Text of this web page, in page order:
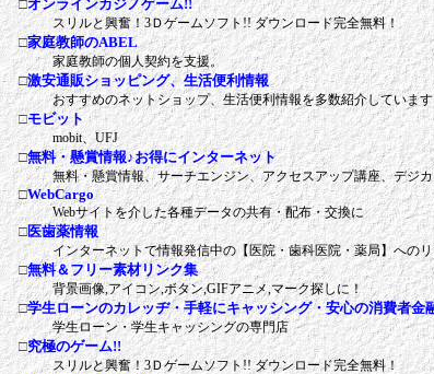
□オンラインカジノゲーム!!
スリルと興奮！3Ｄゲームソフト!! ダウンロード完全無料！
□家庭教師のABEL
家庭教師の個人契約を支援。
□激安通販ショッピング、生活便利情報
おすすめのネットショップ、生活便利情報を多数紹介していま
□モビット
mobit、UFJ
□無料・懸賞情報♪お得にインターネット
無料・懸賞情報、サーチエンジン、アクセスアップ講座、デジ
□WebCargo
Webサイトを介した各種データの共有・配布・交換に
□医歯薬情報
インターネットで情報発信中の【医院・歯科医院・薬局】への
□無料＆フリー素材リンク集
背景画像,アイコン,ボタン,GIFアニメ,マーク探しに！
□学生ローンのカレッヂ・手軽にキャッシング・安心の消費者金
学生ローン・学生キャッシングの専門店
□究極のゲーム!!
スリルと興奮！3Ｄゲームソフト!! ダウンロード完全無料！